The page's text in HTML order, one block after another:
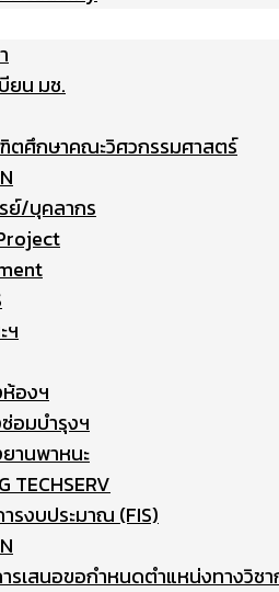
ยน มช.
ตศึกษาคณะวิศวกรรมศาสตร์
ย์/บุคลากร
ฯ
องฯ
อมบำรุงฯ
านพาหนะ
TECHSERV
รงบประมาณ (FIS)
รเสนอขอกำหนดตำแหน่งทางวิช